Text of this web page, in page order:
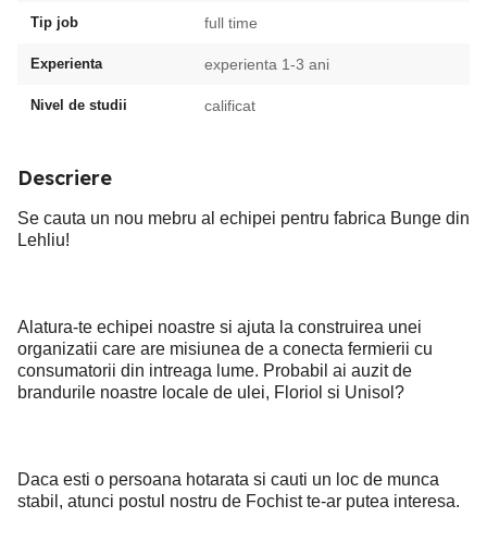
Tip job full time
Experienta experienta 1-3 ani
Nivel de studii calificat
Descriere
Se cauta un nou mebru al echipei pentru fabrica Bunge din
Lehliu!
Alatura-te echipei noastre si ajuta la construirea unei
organizatii care are misiunea de a conecta fermierii cu
consumatorii din intreaga lume. Probabil ai auzit de
brandurile noastre locale de ulei, Floriol si Unisol?
Daca esti o persoana hotarata si cauti un loc de munca
stabil, atunci postul nostru de Fochist te-ar putea interesa.